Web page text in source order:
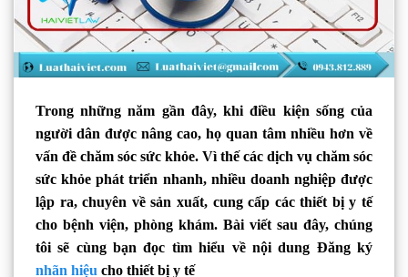
Trong những năm gần đây, khi điều kiện sống của
người dân được nâng cao, họ quan tâm nhiều hơn về
vấn đề chăm sóc sức khỏe. Vì thế các dịch vụ chăm sóc
sức khỏe phát triển nhanh, nhiều doanh nghiệp được
lập ra, chuyên về sản xuất, cung cấp các thiết bị y tế
cho bệnh viện, phòng khám. Bài viết sau đây, chúng
tôi sẽ cùng bạn đọc tìm hiểu về nội dung Đăng ký
nhãn hiệu cho thiết bị y tế